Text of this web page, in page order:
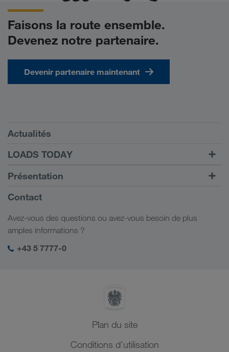
Faisons la route ensemble.
Devenez notre partenaire.
Devenir partenaire maintenant
Conditions requises
Actualités
LOADS TODAY
Trouver un frêt avec
LOADS TODAY
En savoir plus
Vers la connexion
Présentation
Informations générales
Management SHEQ
Contact
Avez-vous des questions ou avez-vous besoin de plus
amples informations ?
+43 5 7777-0
Plan du site
Conditions d'utilisation